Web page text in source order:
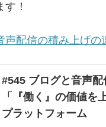
！
声配信の積み上げの
#545 ブログと音声
「『働く』の価値
プラットフォーム